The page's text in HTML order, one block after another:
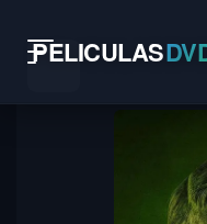
PELICULAS